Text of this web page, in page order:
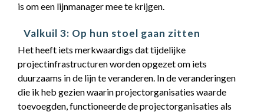
is om een lijnmanager mee te krijgen.
Valkuil 3: Op hun stoel gaan zitten
Het heeft iets merkwaardigs dat tijdelijke
projectinfrastructuren worden opgezet om iets
duurzaams in de lijn te veranderen. In de veranderingen
die ik heb gezien waarin projectorganisaties waarde
toevoegden, functioneerde de projectorganisaties als